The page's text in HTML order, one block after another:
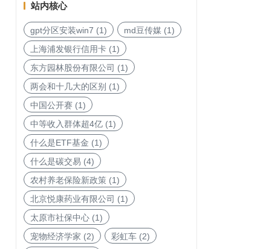
站内核心
gpt分区安装win7 (1) md豆传媒(1)
上海浦发银行信用卡(1)
东方园林股份有限公司 (1)
两会和十几大的区别 (1)
中国公开赛(1)
中等收入群体超4亿(1)
什么是ETF基金 (1)
什么是碳交易 (4)
农村养老保险新政策(1)
北京悦康药业有限公司 (1)
太原市社保中心(1)
宠物经济学家 (2) 彩虹车(2)